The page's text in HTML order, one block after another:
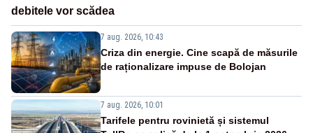
debitele vor scădea
7 aug. 2026, 10:43
Criza din energie. Cine scapă de măsurile
de raționalizare impuse de Bolojan
7 aug. 2026, 10:01
Tarifele pentru rovinietă și sistemul